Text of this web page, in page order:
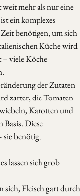
mehr als nur eine
ein komplexes
benötigen, um sich
Küche wird
– viele Köche
der Zutaten
zarter, die Tomaten
Karotten und
Basis. Diese
sie benötigt
lassen sich grob
Fleisch gart durch